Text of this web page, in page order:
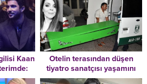
Kaan
Otelin terasından düşen
tiyatro sanatçısı yaşamını
yitirdi